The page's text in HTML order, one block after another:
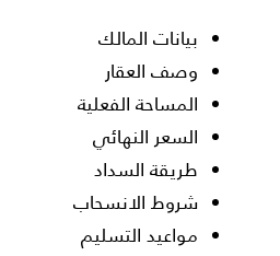
بيانات المالك
وصف العقار
المساحة الفعلية
السعر النهائي
طريقة السداد
شروط الانسحاب
مواعيد التسليم